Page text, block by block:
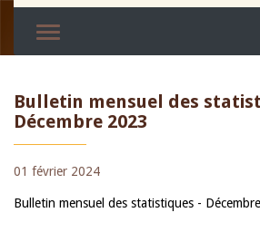
Bulletin mensuel des
Décembre 2023
01 février 2024
Bulletin mensuel des statistiques -